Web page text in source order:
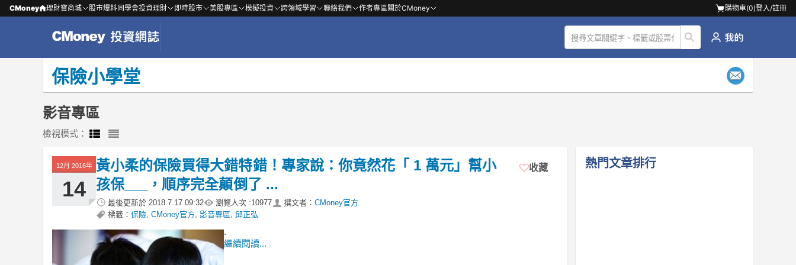
CMoney 理財寶商城 股市爆料同學會投資理財 即時股市 美股專區 模擬投資 跨領域學習 聯絡我們 作者專區關於CMoney 購物車(0)登入/註冊
保險小學堂
影音專區
檢視模式：
12月 2016年
14
黃小柔的保險買得大錯特錯！專家說：你竟然花「 1 萬元」幫小
孩保___，順序完全顛倒了 ...
最後更新於 2018.7.17 09:32 瀏覽人次 :10977 撰文者： CMoney官方
標籤： 保險 CMoney官方 影音專區 邱正弘
收藏
.
繼續閱讀...
熱門文章排行